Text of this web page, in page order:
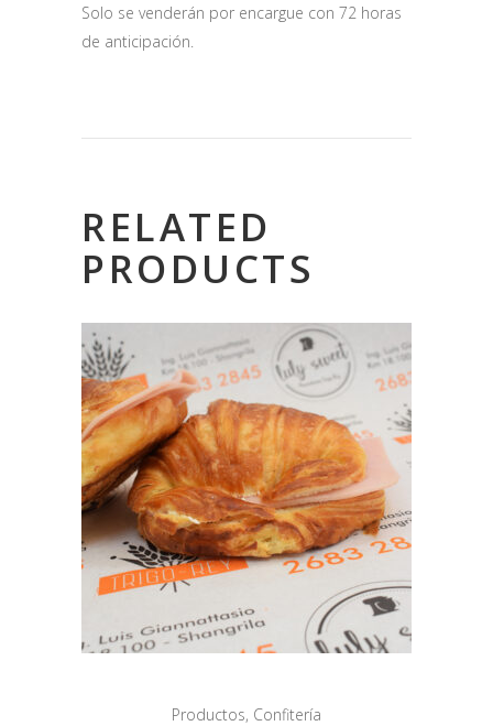
Solo se venderán por encargue con 72 horas
de anticipación.
RELATED
PRODUCTS
Productos, Confitería